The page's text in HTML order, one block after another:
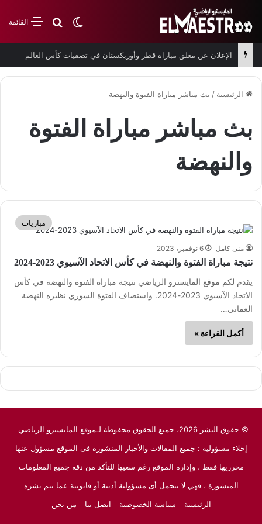
القائمةبحث عن
الوضع المظلم
الإعلان عن معلق مباراة قطر وأوزبكستان في تصفيات كأس العالم
الرئيسية / بث مباشر مباراة الفتوة والنهضة
بث مباشر مباراة الفتوة
والنهضة
مباريات
منى كامل 6 نوفمبر، 2023
نتيجة مباراة الفتوة والنهضة في كأس الاتحاد الآسيوي 2023-2024
يقدم لكم موقع المايسترو الرياضي نتيجة مباراة الفتوة والنهضة في كأس
الاتحاد الآسيوي 2023-2024. واستضاف الفتوة السوري نظيره النهضة
العماني…
أكمل القراءة »
© حقوق النشر 2026، جميع الحقوق محفوظة لـموقع المايسترو الرياضي
إخلاء مسؤولية : جميع المقالات والأخبار المنشورة فى الموقع مسؤول عنها
محرريها فقط ، وإدارة الموقع رغم سعيها للتأكد من دقة جميع المعلومات
المنشورة ، فهي لا تتحمل أى مسؤولية أدبية أو قانونية عما يتم نشره
الرئيسية
سياسة الخصوصية اتصل بنا من نحن